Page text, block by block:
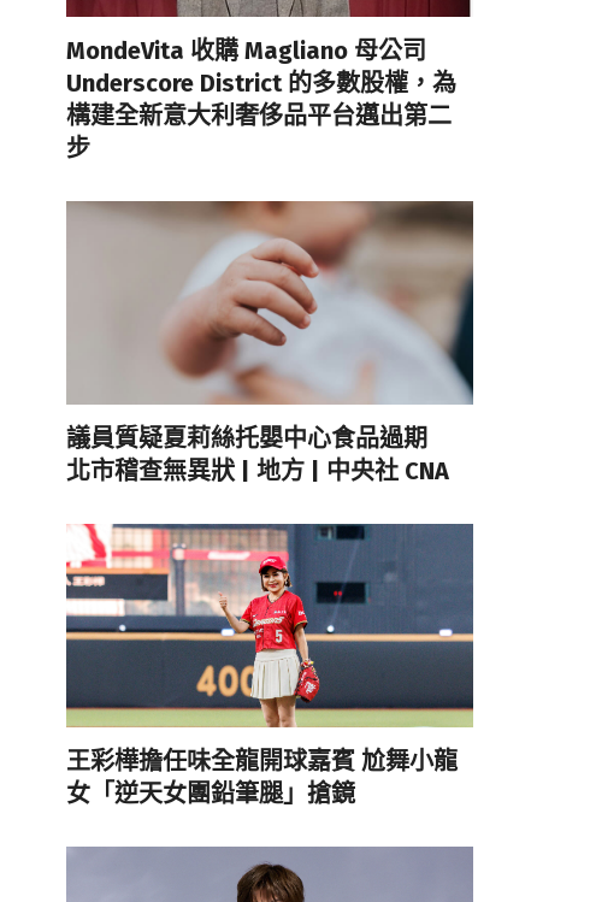
MondeVita 收購 Magliano 母公司
Underscore District 的多數股權，為
構建全新意大利奢侈品平台邁出第二
步
議員質疑夏莉絲托嬰中心食品過期
北市稽查無異狀 | 地方 | 中央社 CNA
王彩樺擔任味全龍開球嘉賓 尬舞小龍
女「逆天女團鉛筆腿」搶鏡